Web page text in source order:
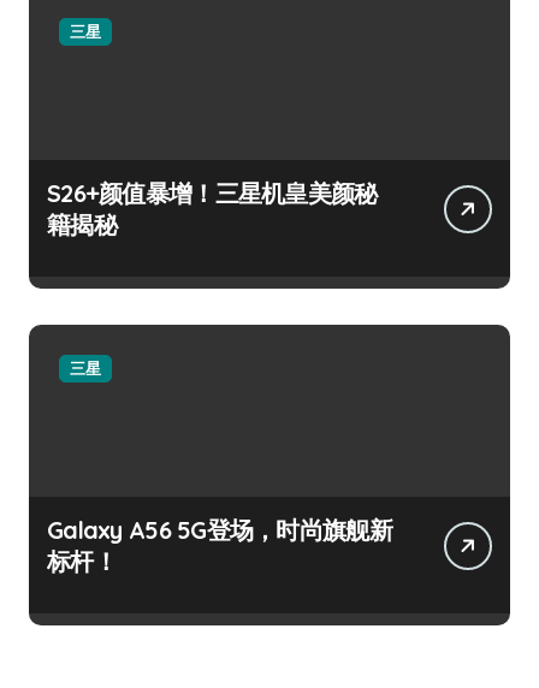
三星
S26+颜值暴增！三星机皇美颜秘
籍揭秘
三星
Galaxy A56 5G登场，时尚旗舰新
标杆！